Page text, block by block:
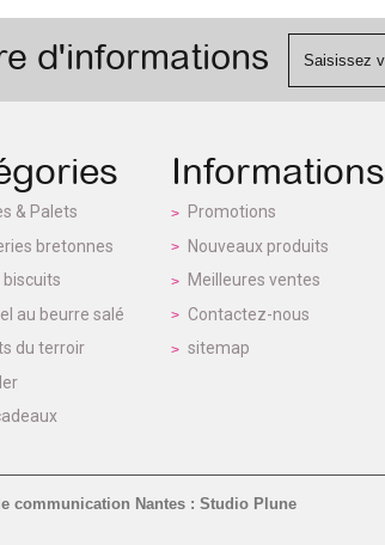
d'informations
& Palets
bretonnes
au beurre salé
du terroir
Informations
Promotions
Nouveaux produits
Meilleures ventes
Contactez-nous
sitemap
communication Nantes : Studio Plune